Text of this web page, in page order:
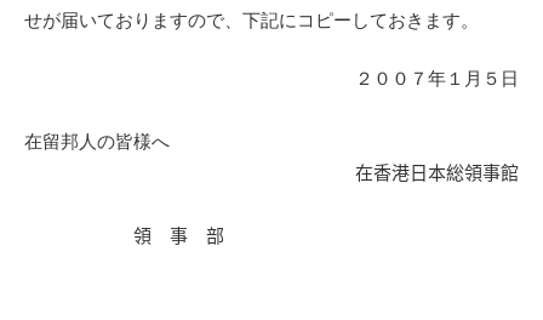
せが届いておりますので、下記にコピーしておきます。
２００７年１月５日
在留邦人の皆様へ
在香港日本総領事館
領 事 部